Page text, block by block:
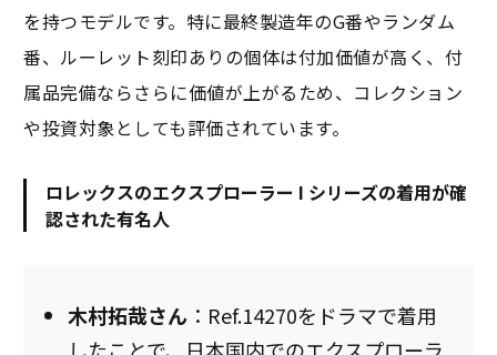
を持つモデルです。特に最終製造年のG番やランダム
番、ルーレット刻印ありの個体は付加価値が高く、付
属品完備ならさらに価値が上がるため、コレクション
や投資対象としても評価されています。
ロレックスのエクスプローラー I シリーズの着用が確
認された有名人
木村拓哉さん ：Ref.14270をドラマで着用
したことで、日本国内でのエクスプローラ